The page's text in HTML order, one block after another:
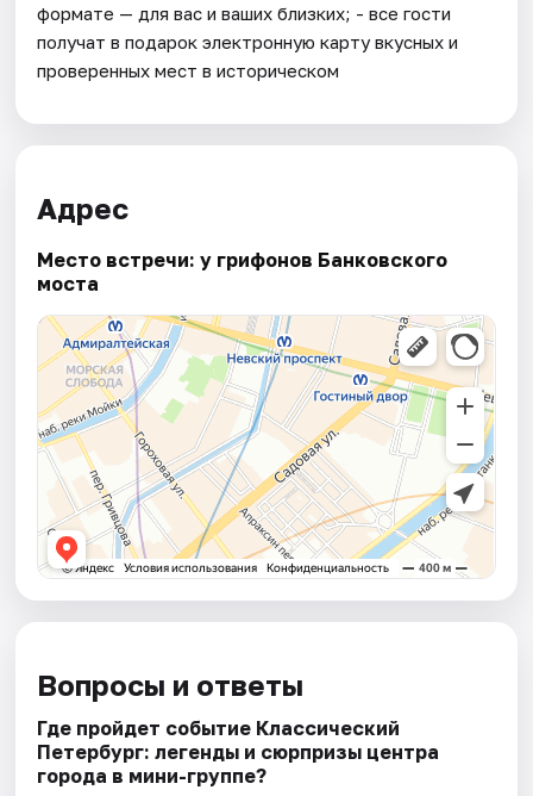
формате — для вас и ваших близких; - все гости
получат в подарок электронную карту вкусных и
проверенных мест в историческом
Адрес
Место встречи: у грифонов Банковского
моста
Вопросы и ответы
Где пройдет событие Классический
Петербург: легенды и сюрпризы центра
города в мини-группе?